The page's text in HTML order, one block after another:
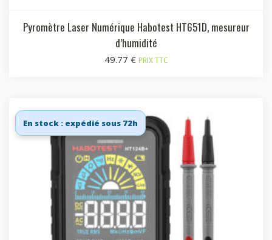
Pyromètre Laser Numérique Habotest HT651D, mesureur
d’humidité
49.77 € PRIX TTC
En stock : expédié sous 72h